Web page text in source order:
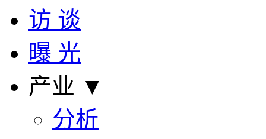
访 谈
曝 光
产业 ▼
分析